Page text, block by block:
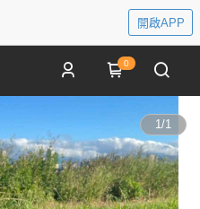
開啟APP
0
1/1